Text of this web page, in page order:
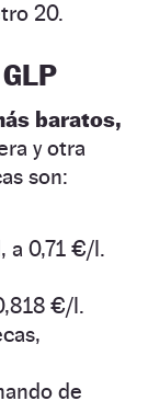
20.
baratos,
y otra
son:
a 0,71 €/l.
€/l.
de